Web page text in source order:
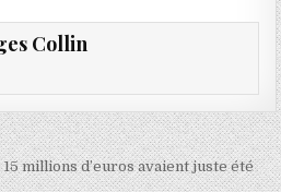
Collin
millions d’euros avaient juste été